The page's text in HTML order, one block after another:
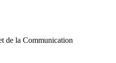
de la Communication